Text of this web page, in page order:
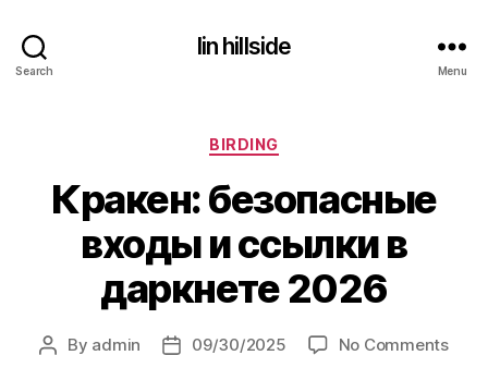
Search
lin hillside
Menu
Categories
BIRDING
Кракен: безопасные
входы и ссылки в
даркнете 2026
Post
By admin
Post09/30/2025 No Commentson